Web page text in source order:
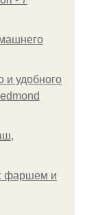
и удобного
фаршем и